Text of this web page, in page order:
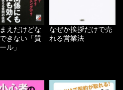
えだけどな
きない「質
ル」
なぜか挨拶だけで売
れる営業法